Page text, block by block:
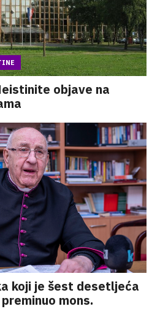
objave na
koji je šest desetljeća
mons.